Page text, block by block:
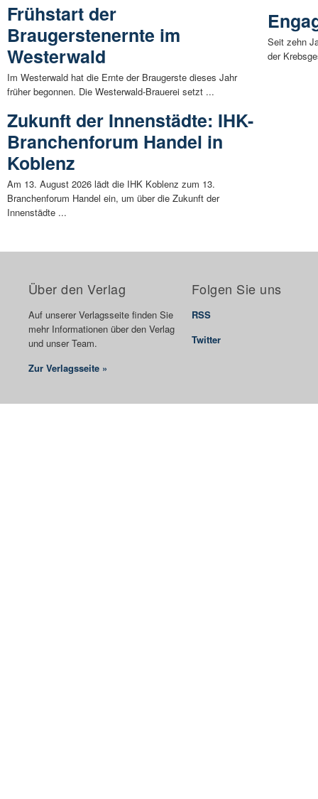
Frühstart der
Braugerstenernte im
Westerwald
Im Westerwald hat die Ernte der Braugerste dieses Jahr
früher begonnen. Die Westerwald-Brauerei setzt ...
Zukunft der Innenstädte: IHK-
Branchenforum Handel in
Koblenz
Am 13. August 2026 lädt die IHK Koblenz zum 13.
Branchenforum Handel ein, um über die Zukunft der
Innenstädte ...
Seit zehn
der
Über den Verlag
Auf unserer Verlagsseite finden Sie
mehr Informationen über den Verlag
und unser Team.
Zur Verlagsseite »
Folgen Sie uns
RSS
Twitter